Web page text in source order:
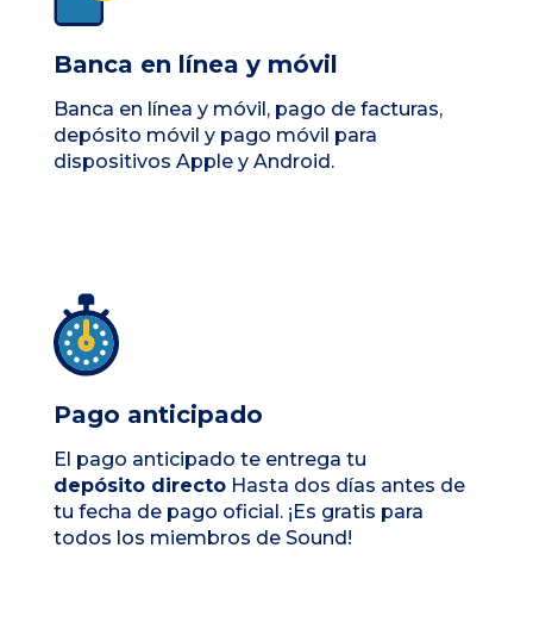
Banca en línea y móvil
Banca en línea y móvil, pago de facturas,
depósito móvil y pago móvil para
dispositivos Apple y Android.
Pago anticipado
El pago anticipado te entrega tu
depósito directo Hasta dos días antes de
tu fecha de pago oficial. ¡Es gratis para
todos los miembros de Sound!